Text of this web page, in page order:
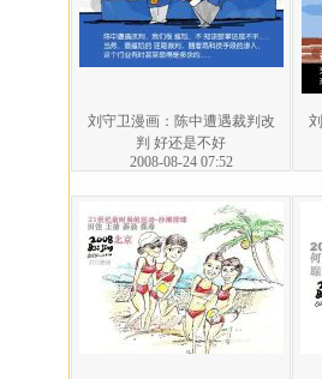
刘守卫漫画：陈中遭遇裁判改
判 好还是不好
2008-08-24 07:52